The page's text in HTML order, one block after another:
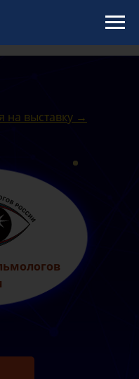
на выставку →